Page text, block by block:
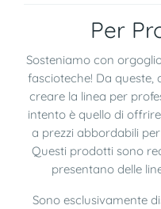
Per
Sosteniamo con
fascioteche! Da queste,
creare la linea per
intento è quello di
a prezzi abbordabili
Questi prodotti sono
presentano delle
Sono esclusivamente